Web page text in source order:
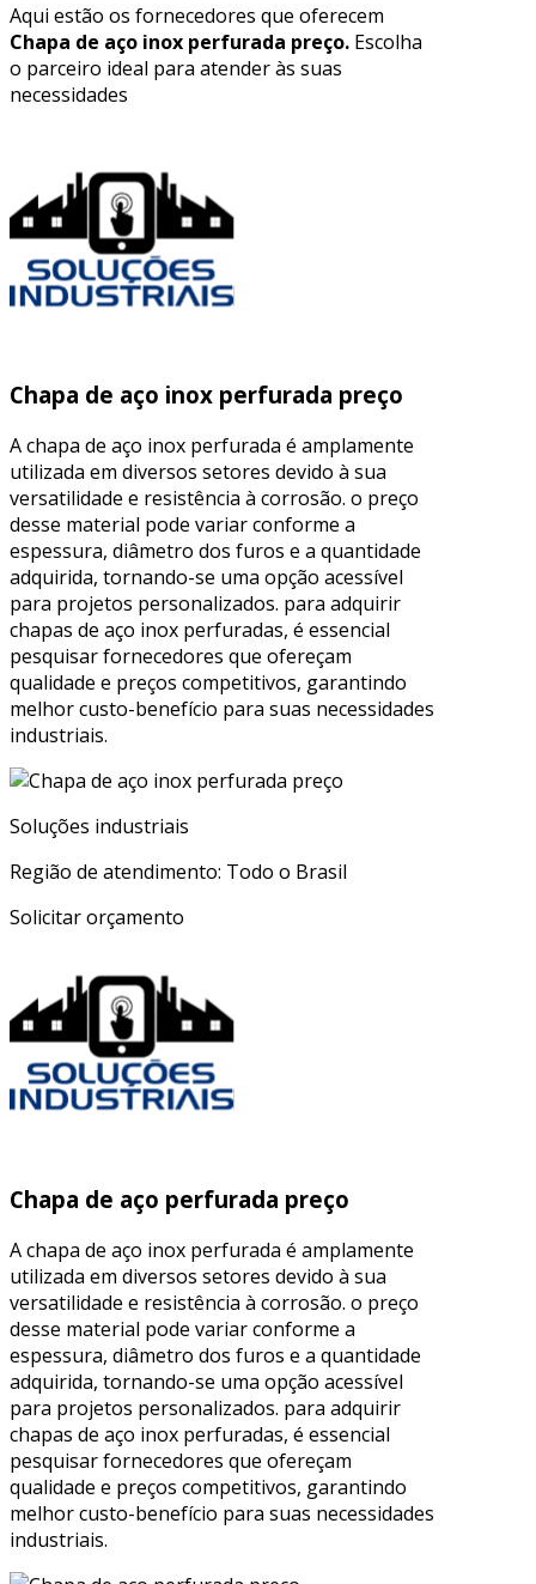
Aqui estão os fornecedores que oferecem
Chapa de aço inox perfurada preço. Escolha
o parceiro ideal para atender às suas
necessidades
Chapa de aço inox perfurada preço
A chapa de aço inox perfurada é amplamente
utilizada em diversos setores devido à sua
versatilidade e resistência à corrosão. o preço
desse material pode variar conforme a
espessura, diâmetro dos furos e a quantidade
adquirida, tornando-se uma opção acessível
para projetos personalizados. para adquirir
chapas de aço inox perfuradas, é essencial
pesquisar fornecedores que ofereçam
qualidade e preços competitivos, garantindo
melhor custo-benefício para suas necessidades
industriais.
Soluções industriais
Região de atendimento: Todo o Brasil
Solicitar orçamento
Chapa de aço perfurada preço
A chapa de aço inox perfurada é amplamente
utilizada em diversos setores devido à sua
versatilidade e resistência à corrosão. o preço
desse material pode variar conforme a
espessura, diâmetro dos furos e a quantidade
adquirida, tornando-se uma opção acessível
para projetos personalizados. para adquirir
chapas de aço inox perfuradas, é essencial
pesquisar fornecedores que ofereçam
qualidade e preços competitivos, garantindo
melhor custo-benefício para suas necessidades
industriais.